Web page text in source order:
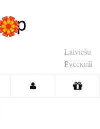
Latviešu
Русский